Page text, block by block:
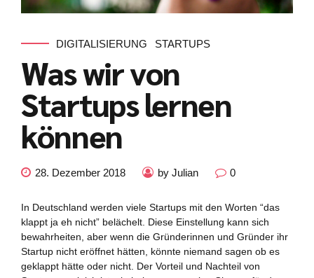
DIGITALISIERUNG STARTUPS
Was wir von
Startups lernen
können
28. Dezember 2018 by Julian 0
In Deutschland werden viele Startups mit den Worten “das
klappt ja eh nicht” belächelt. Diese Einstellung kann sich
bewahrheiten, aber wenn die Gründerinnen und Gründer ihr
Startup nicht eröffnet hätten, könnte niemand sagen ob es
geklappt hätte oder nicht. Der Vorteil und Nachteil von